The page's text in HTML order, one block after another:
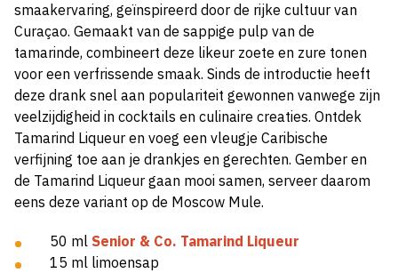
smaakervaring, geïnspireerd door de rijke cultuur van
Curaçao. Gemaakt van de sappige pulp van de
tamarinde, combineert deze likeur zoete en zure tonen
voor een verfrissende smaak. Sinds de introductie heeft
deze drank snel aan populariteit gewonnen vanwege zijn
veelzijdigheid in cocktails en culinaire creaties. Ontdek
Tamarind Liqueur en voeg een vleugje Caribische
verfijning toe aan je drankjes en gerechten. Gember en
de Tamarind Liqueur gaan mooi samen, serveer daarom
eens deze variant op de Moscow Mule.
50 ml Senior & Co. Tamarind Liqueur
15 ml limoensap